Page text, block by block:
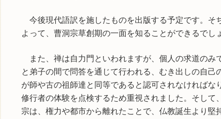
今後現代語訳を施したものを出版する予定です。そ
よって、曹洞宗草創期の一面を知ることができるでし
また、禅は自力門といわれますが、個人の求道のみ
と弟子の間で問答を通じて行われる、むき出しの自己
が師や古の祖師達と同等であると認可されなければな
修行者の体験を点検するため重視されました。そして
宗は、権力や都市から離れたことで、仏教誕生より堅